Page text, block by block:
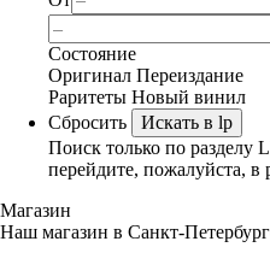
Состояние
Оригинал Переиздание
Раритеты Новый винил
Сбросить
Искать в lp
Поиск только по разделу
перейдите, пожалуйста, в
Магазин
Наш магазин в Санкт-